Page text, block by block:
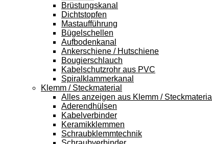
Brüstungskanal
Dichtstopfen
Mastaufführung
Bügelschellen
Aufbodenkanal
Ankerschiene / Hutschiene
Bougierschlauch
Kabelschutzrohr aus PVC
Spiralklammerkanal
Klemm / Steckmaterial
Alles anzeigen aus Klemm / Steckmaterial
Aderendhülsen
Kabelverbinder
Keramikklemmen
Schraubklemmtechnik